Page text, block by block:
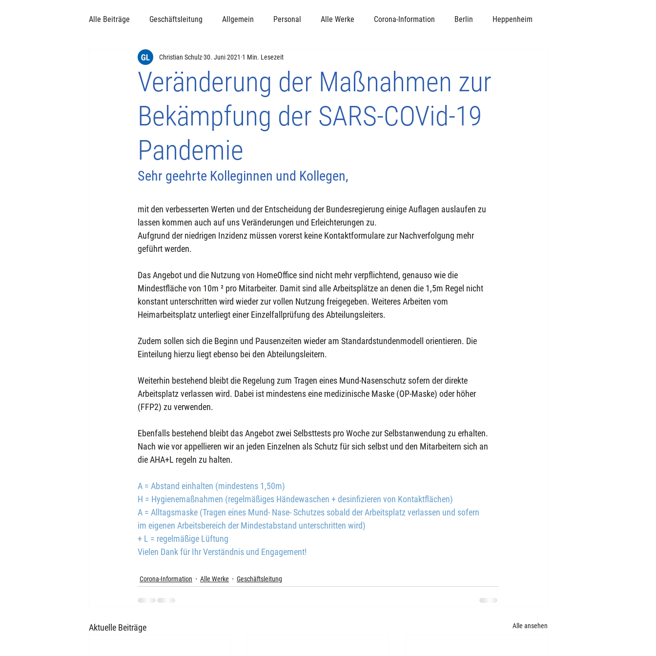
Alle Beiträge Geschäftsleitung Allgemein Personal Alle Werke Corona-Information Berlin Heppenheim
Kablow / Zernsdorf
Veränderung der Maßnahmen zur
Bekämpfung der SARS-COVid-19
Pandemie
Christian Schulz30. Juni 2021 1 Min. Lesezeit
Sehr geehrte Kolleginnen und Kollegen,
mit den verbesserten Werten und der Entscheidung der Bundesregierung einige Auflagen auslaufen zu
lassen kommen auch auf uns Veränderungen und Erleichterungen zu.
Aufgrund der niedrigen Inzidenz müssen vorerst keine Kontaktformulare zur Nachverfolgung mehr
geführt werden.
Das Angebot und die Nutzung von HomeOffice sind nicht mehr verpflichtend, genauso wie die
Mindestfläche von 10m ² pro Mitarbeiter. Damit sind alle Arbeitsplätze an denen die 1,5m Regel nicht
konstant unterschritten wird wieder zur vollen Nutzung freigegeben. Weiteres Arbeiten vom
Heimarbeitsplatz unterliegt einer Einzelfallprüfung des Abteilungsleiters.
Zudem sollen sich die Beginn und Pausenzeiten wieder am Standardstundenmodell orientieren. Die
Einteilung hierzu liegt ebenso bei den Abteilungsleitern.
Weiterhin bestehend bleibt die Regelung zum Tragen eines Mund-Nasenschutz sofern der direkte
Arbeitsplatz verlassen wird. Dabei ist mindestens eine medizinische Maske (OP-Maske) oder höher
(FFP2) zu verwenden.
Ebenfalls bestehend bleibt das Angebot zwei Selbsttests pro Woche zur Selbstanwendung zu erhalten.
Nach wie vor appellieren wir an jeden Einzelnen als Schutz für sich selbst und den Mitarbeitern sich an
die AHA+L regeln zu halten.
A = Abstand einhalten (mindestens 1,50m)
H = Hygienemaßnahmen (regelmäßiges Händewaschen + desinfizieren von Kontaktflächen)
A = Alltagsmaske (Tragen eines Mund- Nase- Schutzes sobald der Arbeitsplatz verlassen und sofern
im eigenen Arbeitsbereich der Mindestabstand unterschritten wird)
+ L = regelmäßige Lüftung
Vielen Dank für Ihr Verständnis und Engagement!
Corona-Information Alle Werke Geschäftsleitung
Aktuelle Beiträge Alle ansehen